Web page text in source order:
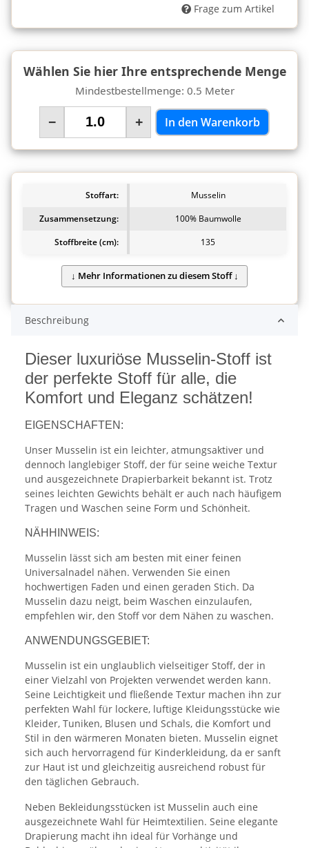
Frage zum Artikel
Wählen Sie hier Ihre entsprechende Menge
Mindestbestellmenge: 0.5 Meter
− + In den Warenkorb
Stoffart:
Musselin
Zusammensetzung:
100% Baumwolle
Stoffbreite (cm):
135
Beschreibung
Dieser luxuriöse Musselin-Stoff ist
der perfekte Stoff für alle, die
Komfort und Eleganz schätzen!
EIGENSCHAFTEN:
Unser Musselin ist ein leichter, atmungsaktiver und
dennoch langlebiger Stoff, der für seine weiche Textur
und ausgezeichnete Drapierbarkeit bekannt ist. Trotz
seines leichten Gewichts behält er auch nach häufigem
Tragen und Waschen seine Form und Schönheit.
NÄHHINWEIS:
Musselin lässt sich am besten mit einer feinen
Universalnadel nähen. Verwenden Sie einen
hochwertigen Faden und einen geraden Stich. Da
Musselin dazu neigt, beim Waschen einzulaufen,
empfehlen wir, den Stoff vor dem Nähen zu waschen.
ANWENDUNGSGEBIET:
Musselin ist ein unglaublich vielseitiger Stoff, der in
einer Vielzahl von Projekten verwendet werden kann.
Seine Leichtigkeit und fließende Textur machen ihn zur
perfekten Wahl für lockere, luftige Kleidungsstücke wie
Kleider, Tuniken, Blusen und Schals, die Komfort und
Stil in den wärmeren Monaten bieten. Musselin eignet
sich auch hervorragend für Kinderkleidung, da er sanft
zur Haut ist und gleichzeitig ausreichend robust für
den täglichen Gebrauch.
Neben Bekleidungsstücken ist Musselin auch eine
ausgezeichnete Wahl für Heimtextilien. Seine elegante
Drapierung macht ihn ideal für Vorhänge und